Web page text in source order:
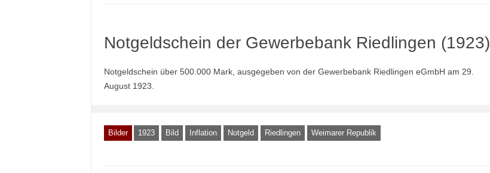
Notgeldschein der Gewerbebank Riedlingen (1923)
Notgeldschein über 500.000 Mark, ausgegeben von der Gewerbebank Riedlingen eGmbH am 29.
August 1923.
Bilder 1923 Bild Inflation Notgeld Riedlingen Weimarer Republik